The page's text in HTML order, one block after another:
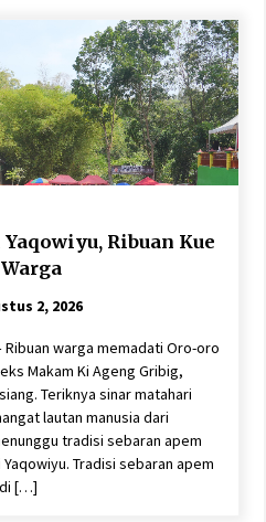
Ribuan Kue
2, 2026
Ribuan warga memadati Oro-oro
Makam Ki Ageng Gribig,
Teriknya sinar matahari
lautan manusia dari
tradisi sebaran apem
Tradisi sebaran apem
[…]